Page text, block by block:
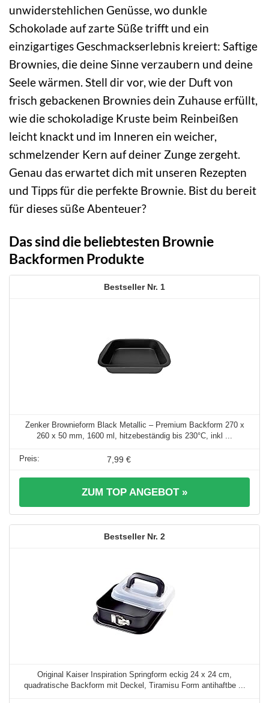
unwiderstehlichen Genüsse, wo dunkle
Schokolade auf zarte Süße trifft und ein
einzigartiges Geschmackserlebnis kreiert: Saftige
Brownies, die deine Sinne verzaubern und deine
Seele wärmen. Stell dir vor, wie der Duft von
frisch gebackenen Brownies dein Zuhause erfüllt,
wie die schokoladige Kruste beim Reinbeißen
leicht knackt und im Inneren ein weicher,
schmelzender Kern auf deiner Zunge zergeht.
Genau das erwartet dich mit unseren Rezepten
und Tipps für die perfekte Brownie. Bist du bereit
für dieses süße Abenteuer?
Das sind die beliebtesten Brownie
Backformen Produkte
1
Zenker Brownieform Black Metallic – Premium Backform 270 x
260 x 50 mm, 1600 ml, hitzebeständig bis 230°C, inkl ...
7,99 €
ZUM TOP ANGEBOT »
2
Original Kaiser Inspiration Springform eckig 24 x 24 cm,
quadratische Backform mit Deckel, Tiramisu Form antihaftbe ...